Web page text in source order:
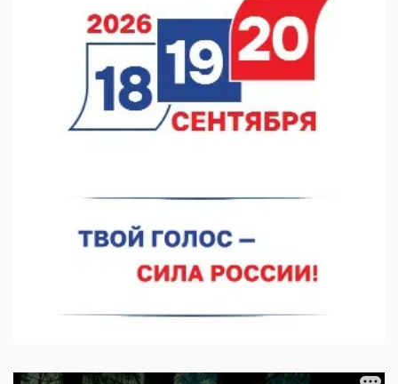
Нижегородские хирурги выполнили трансоральную
операцию на щитовидной железе
06.08.2026 15:03
Более 30 нижегородцев прошли обучение для соцконтракта
06.08.2026 14:46